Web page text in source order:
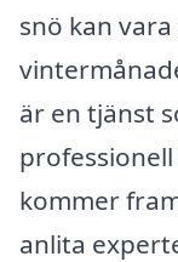
snö kan
är en tjänst
kommer
anlita